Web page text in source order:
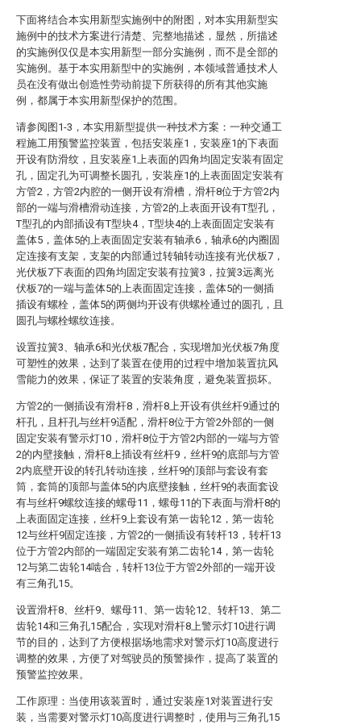
下面将结合本实用新型实施例中的附图，对本实用新型实
施例中的技术方案进行清楚、完整地描述，显然，所描述
的实施例仅仅是本实用新型一部分实施例，而不是全部的
实施例。基于本实用新型中的实施例，本领域普通技术人
员在没有做出创造性劳动前提下所获得的所有其他实施
例，都属于本实用新型保护的范围。
请参阅图1-3，本实用新型提供一种技术方案：一种交通工
程施工用预警监控装置，包括安装座1，安装座1的下表面
开设有防滑纹，且安装座1上表面的四角均固定安装有固定
孔，固定孔为可调整长圆孔，安装座1的上表面固定安装有
方管2，方管2内腔的一侧开设有滑槽，滑杆8位于方管2内
部的一端与滑槽滑动连接，方管2的上表面开设有T型孔，
T型孔的内部插设有T型块4，T型块4的上表面固定安装有
盖体5，盖体5的上表面固定安装有轴承6，轴承6的内圈固
定连接有支架，支架的内部通过转轴转动连接有光伏板7，
光伏板7下表面的四角均固定安装有拉簧3，拉簧3远离光
伏板7的一端与盖体5的上表面固定连接，盖体5的一侧插
插设有螺栓，盖体5的两侧均开设有供螺栓通过的圆孔，且
圆孔与螺栓螺纹连接。
设置拉簧3、轴承6和光伏板7配合，实现增加光伏板7角度
可塑性的效果，达到了装置在使用的过程中增加装置抗风
雪能力的效果，保证了装置的安装角度，避免装置损坏。
方管2的一侧插设有滑杆8，滑杆8上开设有供丝杆9通过的
杆孔，且杆孔与丝杆9适配，滑杆8位于方管2外部的一侧
固定安装有警示灯10，滑杆8位于方管2内部的一端与方管
2的内壁接触，滑杆8上插设有丝杆9，丝杆9的底部与方管
2内底壁开设的转孔转动连接，丝杆9的顶部与套设有套
筒，套筒的顶部与盖体5的内底壁接触，丝杆9的表面套设
有与丝杆9螺纹连接的螺母11，螺母11的下表面与滑杆8的
上表面固定连接，丝杆9上套设有第一齿轮12，第一齿轮
12与丝杆9固定连接，方管2的一侧插设有转杆13，转杆13
位于方管2内部的一端固定安装有第二齿轮14，第一齿轮
12与第二齿轮14啮合，转杆13位于方管2外部的一端开设
有三角孔15。
设置滑杆8、丝杆9、螺母11、第一齿轮12、转杆13、第二
齿轮14和三角孔15配合，实现对滑杆8上警示灯10进行调
节的目的，达到了方便根据场地需求对警示灯10高度进行
调整的效果，方便了对驾驶员的预警操作，提高了装置的
预警监控效果。
工作原理：当使用该装置时，通过安装座1对装置进行安
装，当需要对警示灯10高度进行调整时，使用与三角孔15